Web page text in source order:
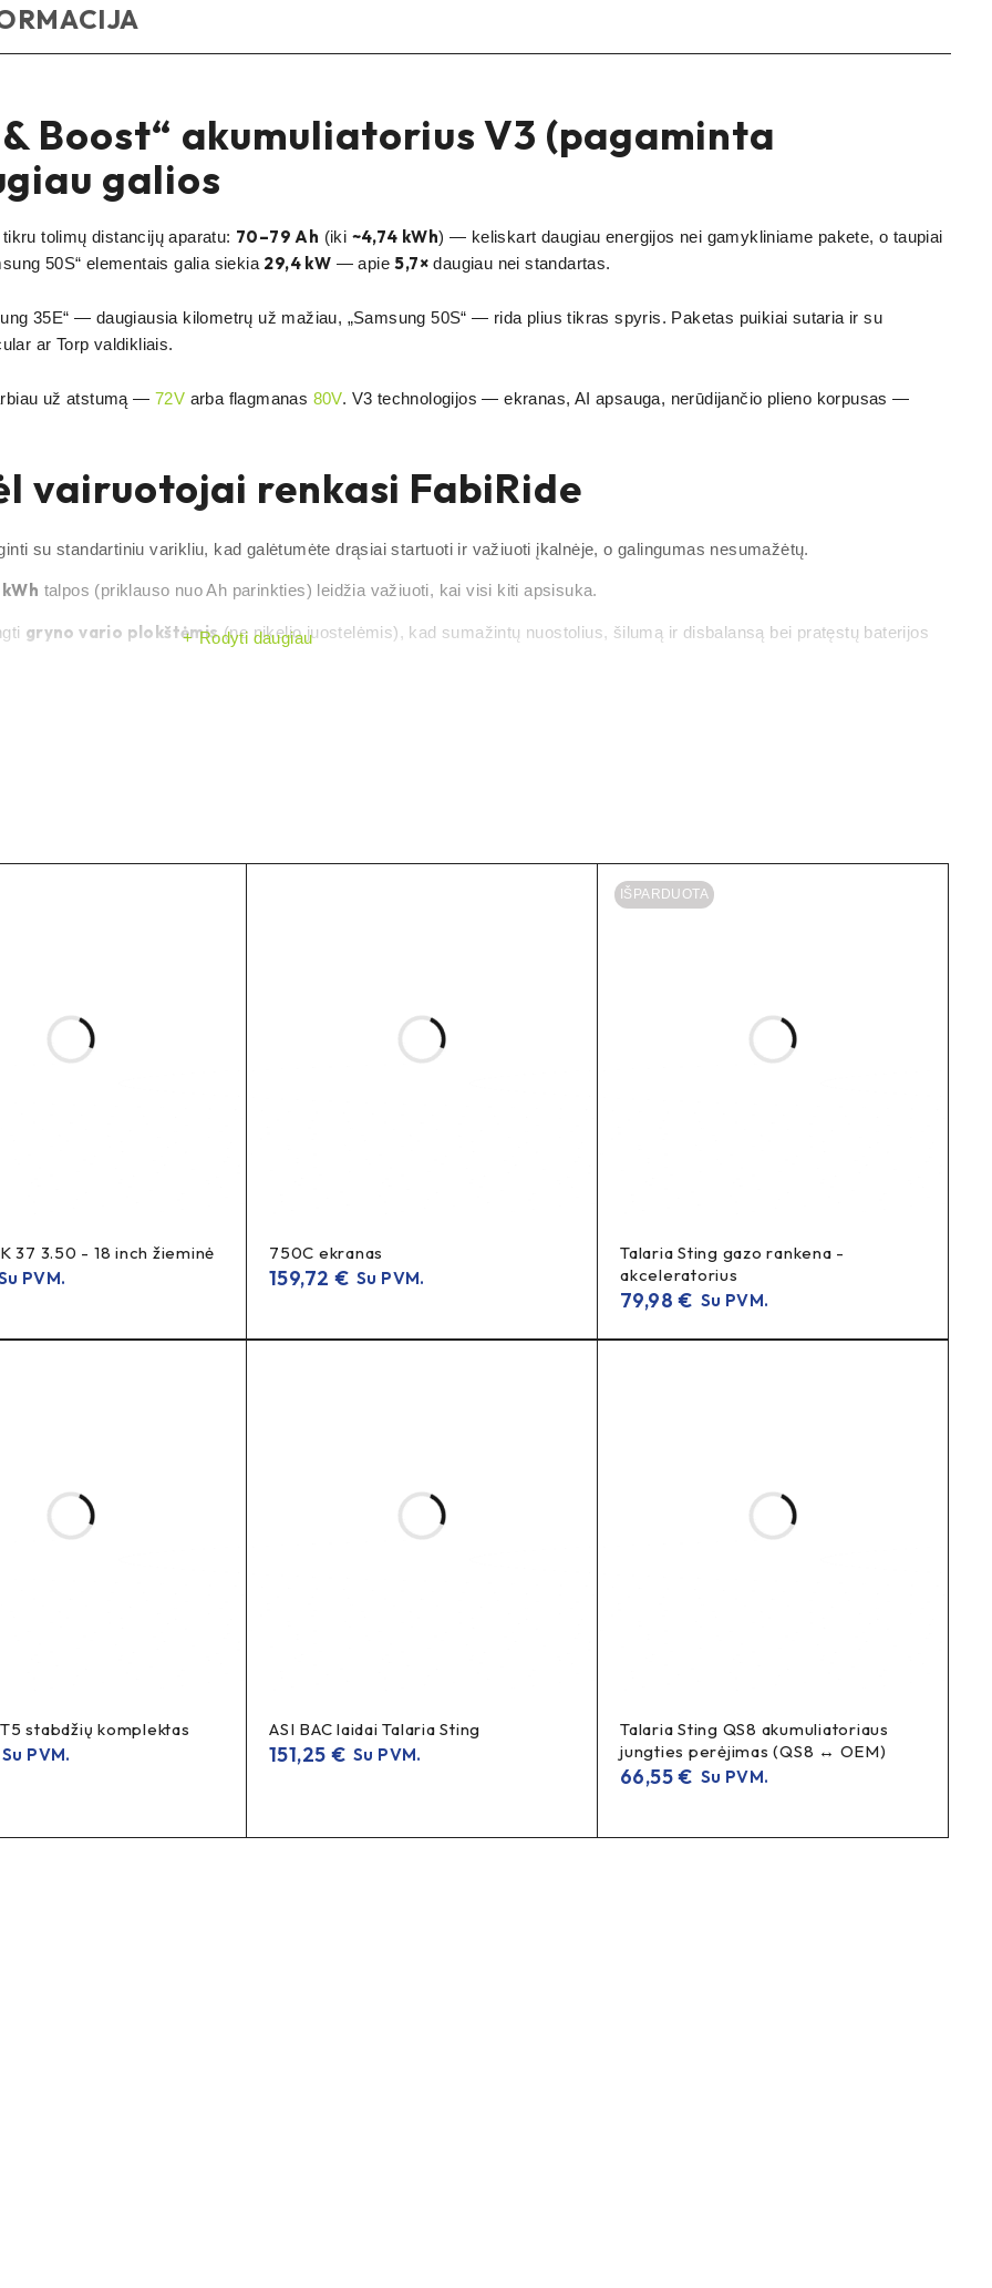
Boost“ akumuliatorius V3 (pagaminta
galios
tolimų distancijų aparatu: 70–79 Ah (iki ~4,74 kWh) — keliskart daugiau energijos nei gamykliniame pakete, o taupiai
50S“ elementais galia siekia 29,4 kW — apie5,7× daugiau nei standartas.
35E“ — daugiausia kilometrų už mažiau, „Samsung 50S“ — rida plius tikras spyris. Paketas puikiai sutaria ir su
ar Torp valdikliais.
už atstumą —72V arba flagmanas 80V. V3 technologijos — ekranas, AI apsauga, nerūdijančio plieno korpusas —
vairuotojai renkasi FabiRide
su standartiniu varikliu, kad galėtumėte drąsiai startuoti ir važiuoti įkalnėje, o galingumas nesumažėtų.
talpos (priklauso nuo Ah parinkties) leidžia važiuoti, kai visi kiti apsisuka.
gryno vario plokštėmis(ne nikelio juostelėmis), kad sumažintų nuostolius, šilumą ir disbalansą bei pratęstų baterijos
ir
nuo valdiklio/nustatymų ir pasirinktos Ah versijos.
Rodyti daugiau
37 3.50 - 18 inch žieminė
PVM.
750C ekranas
159,72 € Su PVM.
IŠPARDUOTA
Talaria Sting gazo rankena -
akceleratorius
79,98€ Su PVM.
stabdžių komplektas
Su PVM.
ASI BAC laidai Talaria Sting
151,25 € Su PVM.
Talaria Sting QS8 akumuliatoriaus
jungties perėjimas (QS8 ↔ OEM)
66,55€ Su PVM.